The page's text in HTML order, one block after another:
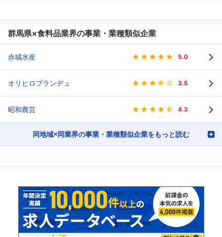
群馬県×食料品業界の事業・業種類似企業
赤城水産 5.0
オリヒロプランデュ 3.5
昭和農芸 4.3
同地域×同業界の事業・業種類似企業をもっと読む